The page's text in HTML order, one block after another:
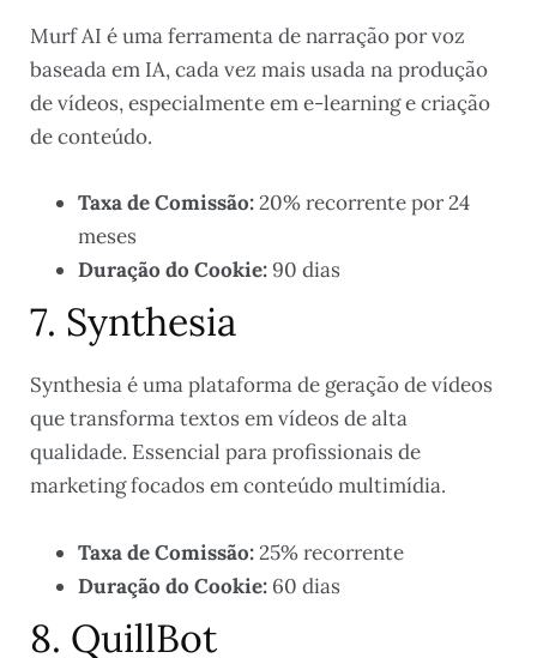
Murf AI é uma ferramenta de narração por voz
baseada em IA, cada vez mais usada na produção
de vídeos, especialmente em e-learning e criação
de conteúdo.
Taxa de Comissão:20% recorrente por 24
meses
Duração do Cookie:90 dias
7. Synthesia
Synthesia é uma plataforma de geração de vídeos
que transforma textos em vídeos de alta
qualidade. Essencial para profissionais de
marketing focados em conteúdo multimídia.
Taxa de Comissão:25% recorrente
Duração do Cookie: 60 dias
8. QuillBot